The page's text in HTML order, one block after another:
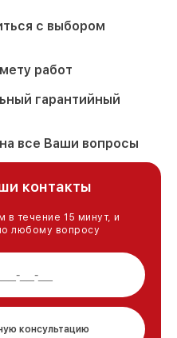
с выбором
работ
гарантийный
все Ваши вопросы
контакты
течение 15 минут, и
любому вопросу
консультацию